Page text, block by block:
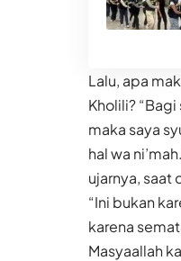
Lalu, apa
Kholili?
maka saya
hal wa
ujarnya, saat
“Ini bukan
karena
Masyaallah